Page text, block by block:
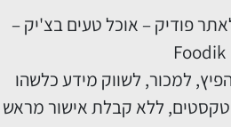
פודיק – אוכל טעים בצ'יק –
Foodik
למכור, לשווק מידע כלשהו
ללא קבלת אישור מראש